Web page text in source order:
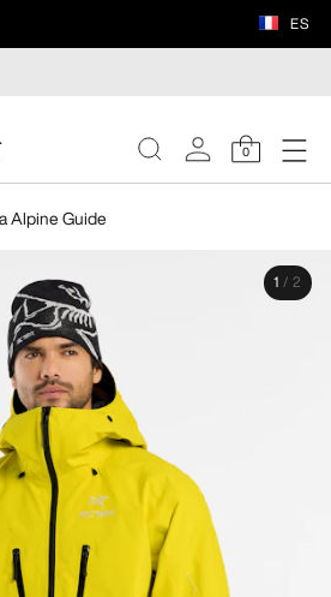
ES
0
Alpine Guide
1 / 2